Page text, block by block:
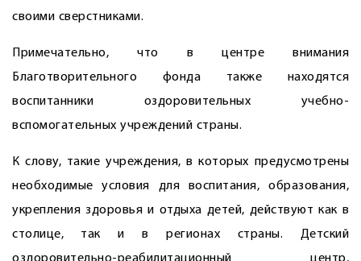
своими сверстниками.
Примечательно, что в центре внимания
Благотворительного фонда также находятся
воспитанники оздоровительных учебно-
вспомогательных учреждений страны.
К слову, такие учреждения, в которых предусмотрены
необходимые условия для воспитания, образования,
укрепления здоровья и отдыха детей, действуют как в
столице, так и в регионах страны. Детский